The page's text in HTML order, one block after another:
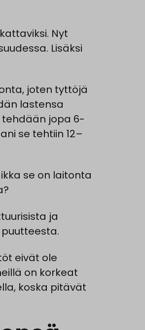
Nyt
Lisäksi
joten tyttöjä
lastensa
tehdään jopa 6-
se tehtiin 12–
se on laitonta
ja
eivät ole
on korkeat
koska pitävät